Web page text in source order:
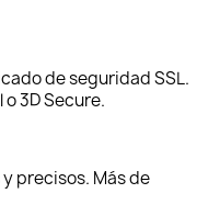
de seguridad SSL.
3D Secure.
precisos. Más de